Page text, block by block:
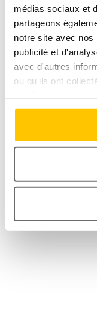
médias sociaux et
partageons
notre site avec
publicité et
avec d'autres
ou qu'ils ont